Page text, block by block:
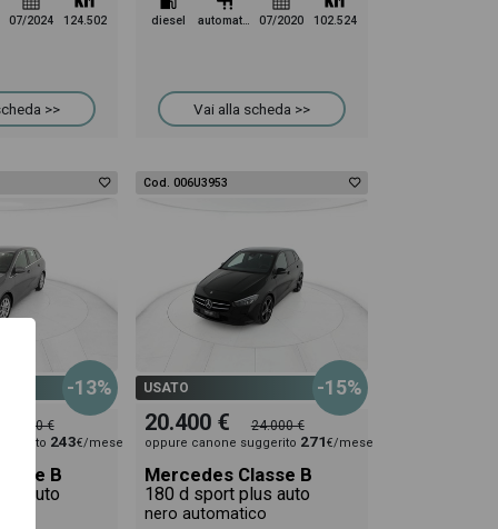
07/2024 124.502
>>
diesel automatico 07/2020 102.524
Vai alla scheda >>
-13%
22.800 €
243€/mese
B
auto
Cod. 006U3953
USATO -15%
20.400 € 24.000 €
oppure canone suggerito 271€/mese
Mercedes Classe B
180 d sport plus auto
nero automatico